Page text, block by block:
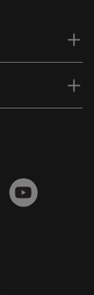
youtube